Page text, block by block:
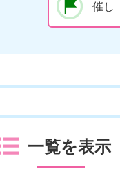
催し
一覧を表示